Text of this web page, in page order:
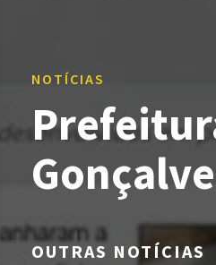
NOTÍCIAS
OUTRAS NOTÍCIAS